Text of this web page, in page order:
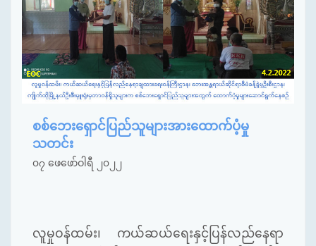
စစ်ဘေးရှောင်ပြည်သူများအားထောက်ပံ့မှု
သတင်း
၀၇ ဖေဖော်ဝါရီ ၂၀၂၂
လူမှုဝန်ထမ်း၊ ကယ်ဆယ်​ရေးနှင့်ပြန်လည်​နေရာ